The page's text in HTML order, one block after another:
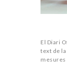
El Diari
text de
mesures